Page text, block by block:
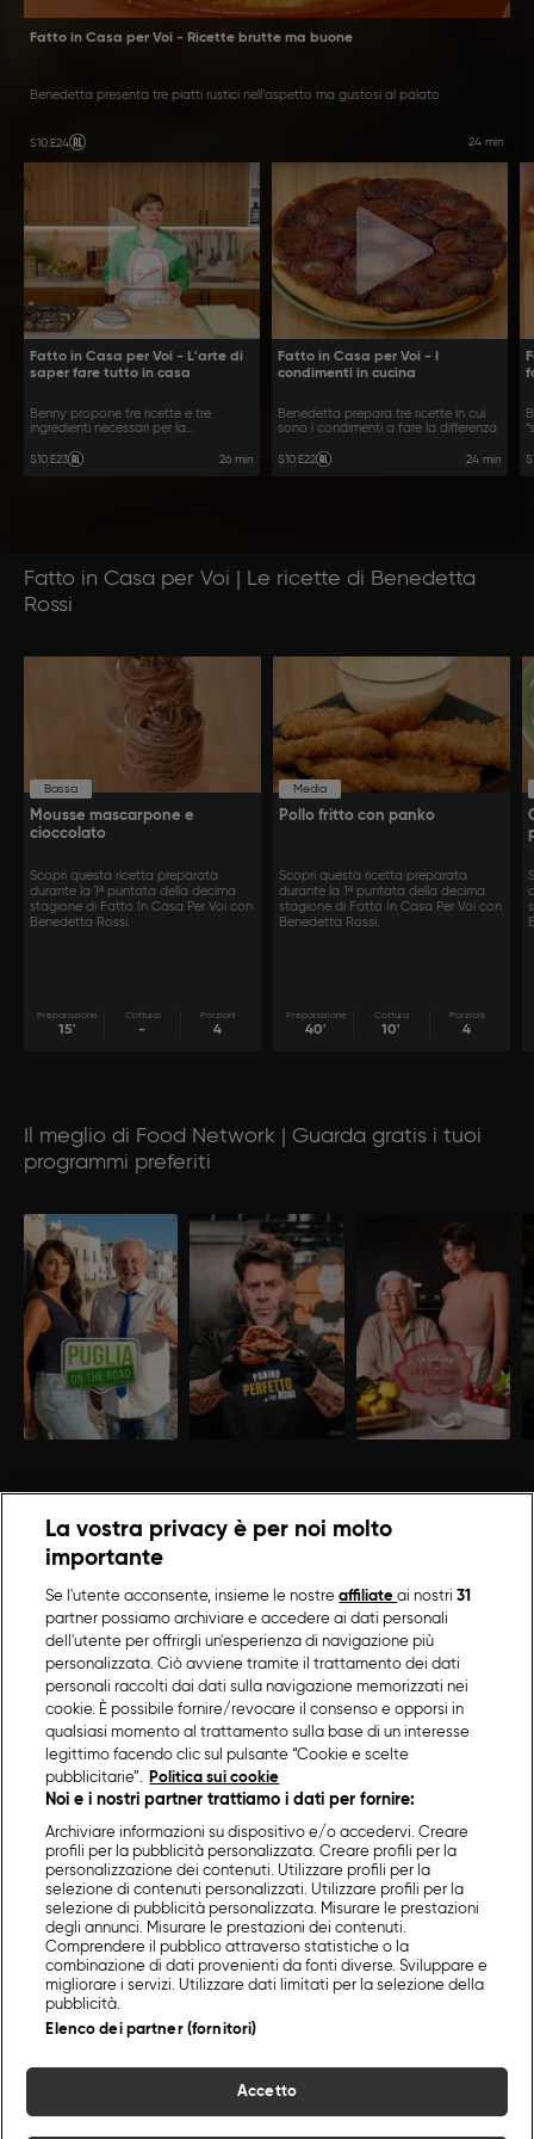
Fatto in Casa per Voi - Ricette brutte ma buone
Benedetta presenta tre piatti rustici nell’aspetto ma gustosi al palato
S10:E24 24 min
Fatto in Casa per Voi - L'arte di
saper fare tutto in casa
Benny propone tre ricette e tre
ingredienti necessari per la
S10:E23 26 min
Fatto in Casa per Voi - I
condimenti in cucina
Benedetta prepara tre ricette in cui
sono i condimenti a fare la differenza
S10:E22 24 min
Fatto in Casa per Voi | Le ricette di Benedetta
Rossi
Bassa
Mousse mascarpone e
cioccolato
Scopri questa ricetta preparata
durante la 1ª puntata della decima
stagione di Fatto In Casa Per Voi con
Benedetta Rossi.
Preparazione
15'
Cottura
-
Porzioni
4
Media
Pollo fritto con panko
Scopri questa ricetta preparata
durante la 1ª puntata della decima
stagione di Fatto In Casa Per Voi con
Benedetta Rossi.
Preparazione
40'
Cottura
10'
Porzioni
4
Il meglio di Food Network | Guarda gratis i tuoi
programmi preferiti
La vostra privacy è per noi molto
importante
Se l'utente acconsente, insieme le nostreaffiliateai nostri31
partner possiamo archiviare e accedere ai dati personali
dell'utente per offrirgli un'esperienza di navigazione più
personalizzata. Ciò avviene tramite il trattamento dei dati
personali raccolti dai dati sulla navigazione memorizzati nei
cookie. È possibile fornire/revocare il consenso e opporsi in
qualsiasi momento al trattamento sulla base di un interesse
legittimo facendo clic sul pulsante “Cookie e scelte
pubblicitarie”.
Politica sui cookie
Noi e i nostri partner trattiamo i dati per fornire:
Archiviare informazioni su dispositivo e/o accedervi. Creare
profili per la pubblicità personalizzata. Creare profili per la
personalizzazione dei contenuti. Utilizzare profili per la
selezione di contenuti personalizzati. Utilizzare profili per la
selezione di pubblicità personalizzata. Misurare le prestazioni
degli annunci. Misurare le prestazioni dei contenuti.
Comprendere il pubblico attraverso statistiche o la
combinazione di dati provenienti da fonti diverse. Sviluppare e
migliorare i servizi. Utilizzare dati limitati per la selezione della
pubblicità.
Elenco dei partner (fornitori)
Accetto